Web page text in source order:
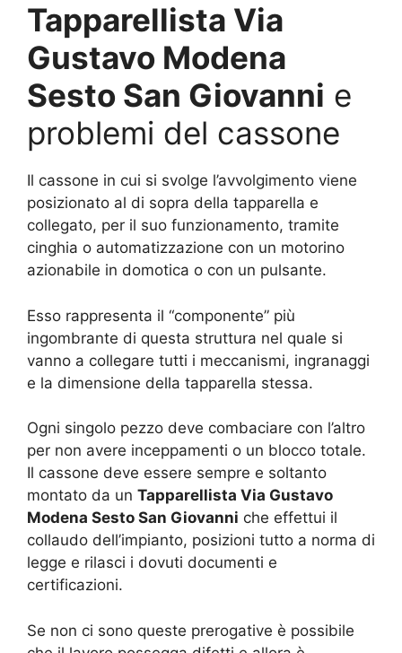
Tapparellista Via
Gustavo Modena
Sesto San Giovanni e
problemi del cassone
Il cassone in cui si svolge l’avvolgimento viene
posizionato al di sopra della tapparella e
collegato, per il suo funzionamento, tramite
cinghia o automatizzazione con un motorino
azionabile in domotica o con un pulsante.
Esso rappresenta il “componente” più
ingombrante di questa struttura nel quale si
vanno a collegare tutti i meccanismi, ingranaggi
e la dimensione della tapparella stessa.
Ogni singolo pezzo deve combaciare con l’altro
per non avere inceppamenti o un blocco totale.
Il cassone deve essere sempre e soltanto
montato da un Tapparellista Via Gustavo
Modena Sesto San Giovanni che effettui il
collaudo dell’impianto, posizioni tutto a norma di
legge e rilasci i dovuti documenti e
certificazioni.
Se non ci sono queste prerogative è possibile